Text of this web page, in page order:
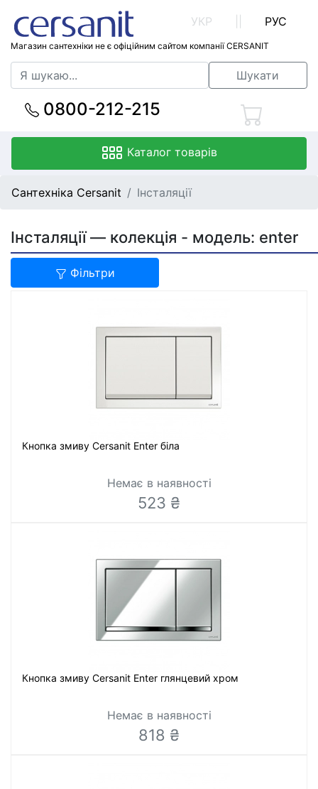
Магазин сантехніки не є офіційним сайтом компанії CERSANIT
УКР РУС
Шукати
0800-212-215
Каталог товарів
Сантехніка Cersanit Інсталяції
Інсталяції — колекція - модель: enter
Фільтри
Кнопка змиву Cersanit Enter біла
Немає в наявності
523 ₴
Кнопка змиву Cersanit Enter глянцевий хром
Немає в наявності
818 ₴